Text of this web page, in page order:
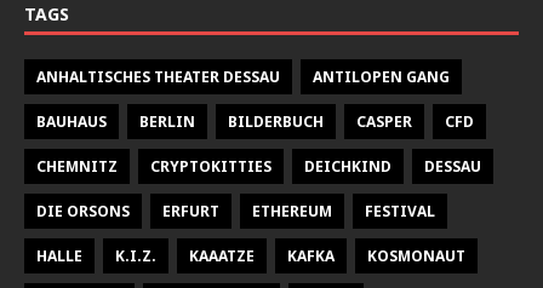
TAGS
ANHALTISCHES THEATER DESSAU ANTILOPEN GANG
BAUHAUS BERLIN BILDERBUCH CASPER CFD
CHEMNITZ CRYPTOKITTIES DEICHKIND DESSAU
DIE ORSONS ERFURT ETHEREUM FESTIVAL
HALLE K.I.Z. KAAATZE KAFKA KOSMONAUT